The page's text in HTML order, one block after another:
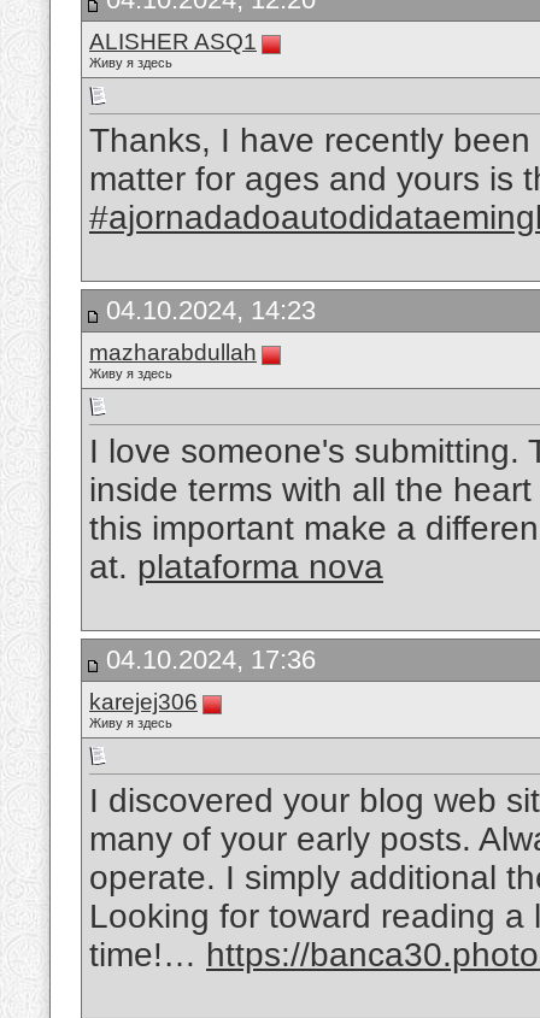
ALISHER ASQ1
Живу я здесь
Thanks, I have recently
matter for ages and yours is
04.10.2024, 14:23
mazharabdullah
Живу я здесь
I love someone's submitting.
inside terms with all the
this important make a
at. plataforma nova
04.10.2024, 17:36
karejej306
Живу я здесь
I discovered your blog web
many of your early posts.
operate. I simply additional
Looking for toward reading
time!… https://